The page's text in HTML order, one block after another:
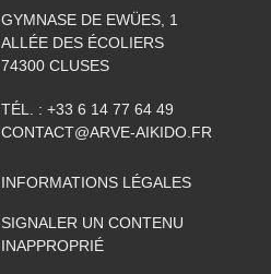
GYMNASE DE EWÜES, 1
ALLÉE DES ÉCOLIERS
74300 CLUSES
TÉL. : +33 6 14 77 64 49
CONTACT@ARVE-AIKIDO.FR
INFORMATIONS LÉGALES
SIGNALER UN CONTENU
INAPPROPRIÉ